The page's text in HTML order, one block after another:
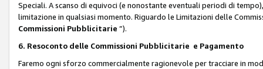
Speciali. A scanso di equivoci (e nonostante eventuali periodi di
limitazione in qualsiasi momento. Riguardo le Limitazioni delle
Commissioni Pubblicitarie ”).
6. Resoconto delle Commissioni Pubblicitarie e Pagamento
Faremo ogni sforzo commercialmente ragionevole per tracciare in